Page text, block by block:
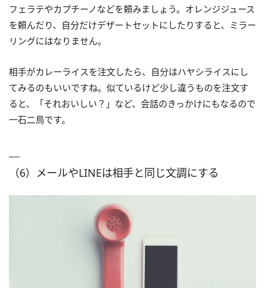
フェラテやカプチーノなどを頼みましょう。オレンジジュース
を頼んだり、自分だけデザートセットにしたりすると、ミラー
リングにはなりません。
相手がカレーライスを注文したら、自分はハヤシライスにし
てみるのもいいですね。似ているけど少し違うものを注文す
ると、「それおいしい？」など、会話のきっかけにもなるので
一石二鳥です。
（6）メールやLINEは相手と同じ文調にする